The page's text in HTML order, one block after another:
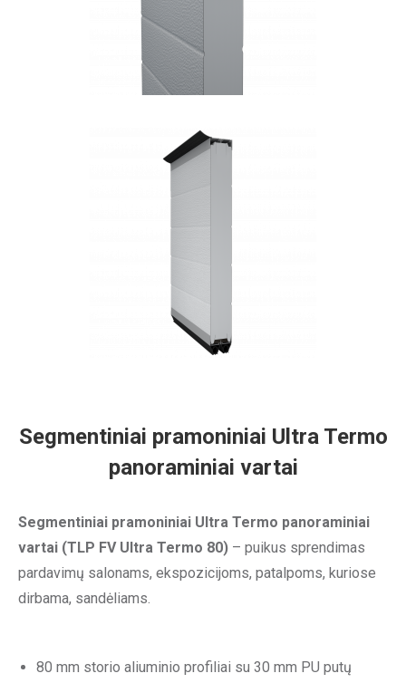
Segmentiniai pramoniniai Ultra Termo
panoraminiai vartai
Segmentiniai pramoniniai Ultra Termo panoraminiai
vartai (TLP FV Ultra Termo 80) – puikus sprendimas
pardavimų salonams, ekspozicijoms, patalpoms, kuriose
dirbama, sandėliams.
80 mm storio aliuminio profiliai su 30 mm PU putų